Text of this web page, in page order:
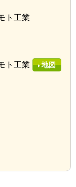
ト工業
ト工業 地図